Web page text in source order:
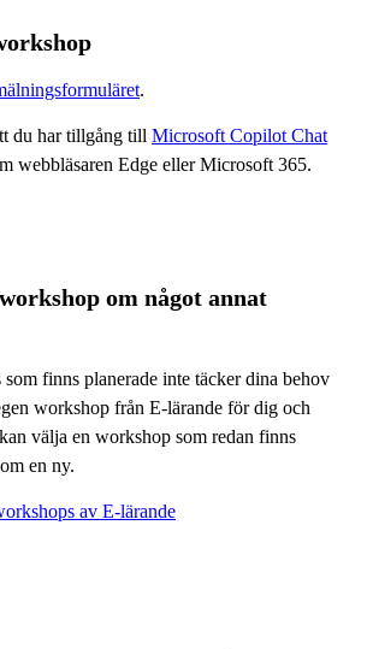
.
du har tillgång till Microsoft Copilot Chat
webbläsaren Edge eller Microsoft 365.
om något annat
finns planerade inte täcker dina behov
workshop från E-lärande för dig och
välja en workshop som redan finns
en ny.
av E-lärande